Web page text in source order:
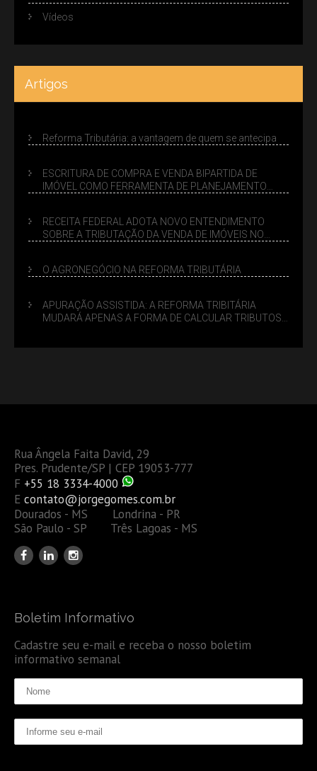
Vídeos
Artigos
Reforma Tributária: a vantagem de quem se antecipa
ESCRITURA DE COMPRA E VENDA BIPARTIDA DE
IMÓVEL COMO FERRAMENTA DE PLANEJAMENTO
RECEITA FEDERAL ADOTA NOVO ENTENDIMENTO
SOBRE A TRIBUTAÇÃO DA VENDA DE IMÓVEIS NO
O AGRONEGÓCIO NA REFORMA TRIBUTÁRIA
APURAÇÃO ASSISTIDA: A REFORMA TRIBITÁRIA
MUDARÁ APENAS A FORMA DE CALCULAR TRIBUTOS
Rua Ângela Faita David, 29
Pres. Prudente/SP | CEP 19053-777
F +55 18 3334-4000
E contato@jorgegomes.com.br
Dourados - MS Londrina - PR
São Paulo - SP Três Lagoas - MS
Boletim Informativo
Cadastre seu e-mail e receba o nosso boletim
informativo semanal